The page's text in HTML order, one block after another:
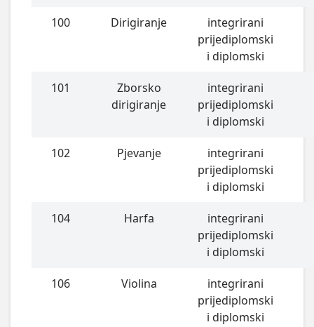
100 Dirigiranje
integrirani
prijediplomski
i diplomski
101
Zborsko
dirigiranje
integrirani
prijediplomski
i diplomski
102 Pjevanje
integrirani
prijediplomski
i diplomski
104 Harfa
integrirani
prijediplomski
i diplomski
106 Violina
integrirani
prijediplomski
i diplomski